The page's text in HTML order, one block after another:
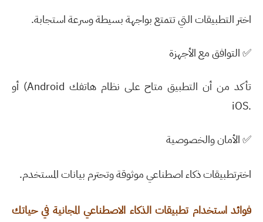
اختر التطبيقات التي تتمتع بواجهة بسيطة وسرعة استجابة.
✅التوافق مع الأجهزة
تأكد من أن التطبيق متاح على نظام هاتفك (Android أو
iOS.
✅الأمان والخصوصية
اخترتطبيقات ذكاء اصطناعي موثوقة وتحترم بيانات المستخدم.
فوائد استخدام تطبيقات الذكاء الاصطناعي المجانية في حياتك